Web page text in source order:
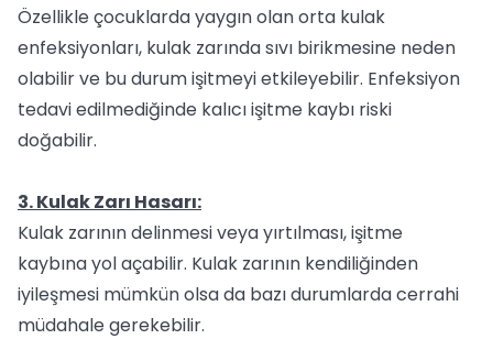
Özellikle çocuklarda yaygın olan orta kulak
enfeksiyonları, kulak zarında sıvı birikmesine neden
olabilir ve bu durum işitmeyi etkileyebilir. Enfeksiyon
tedavi edilmediğinde kalıcı işitme kaybı riski
doğabilir.
3. Kulak Zarı Hasarı:
Kulak zarının delinmesi veya yırtılması, işitme
kaybına yol açabilir. Kulak zarının kendiliğinden
iyileşmesi mümkün olsa da bazı durumlarda cerrahi
müdahale gerekebilir.